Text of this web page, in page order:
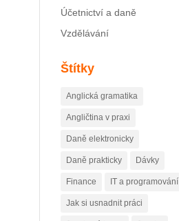
Účetnictví a daně
Vzdělávání
Štítky
Anglická gramatika
Angličtina v praxi
Daně elektronicky
Daně prakticky Dávky
Finance IT a programování
Jak si usnadnit práci